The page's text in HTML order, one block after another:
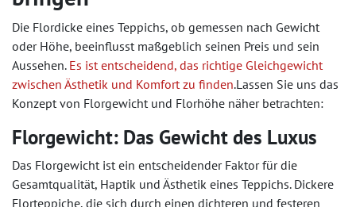
Die Flordicke eines Teppichs, ob gemessen nach Gewicht
oder Höhe, beeinflusst maßgeblich seinen Preis und sein
Aussehen. Es ist entscheidend, das richtige Gleichgewicht
zwischen Ästhetik und Komfort zu finden.Lassen Sie uns das
Konzept von Florgewicht und Florhöhe näher betrachten:
Florgewicht: Das Gewicht des Luxus
Das Florgewicht ist ein entscheidender Faktor für die
Gesamtqualität, Haptik und Ästhetik eines Teppichs. Dickere
Florteppiche, die sich durch einen dichteren und festeren